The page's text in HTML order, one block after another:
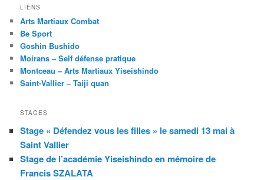
LIENS
Arts Martiaux Combat
Be Sport
Goshin Bushido
Moirans – Self défense pratique
Montceau – Arts Martiaux Yiseishindo
Saint-Vallier – Taiji quan
STAGES
Stage « Défendez vous les filles » le samedi 13 mai à
Saint Vallier
Stage de l’académie Yiseishindo en mémoire de
Francis SZALATA